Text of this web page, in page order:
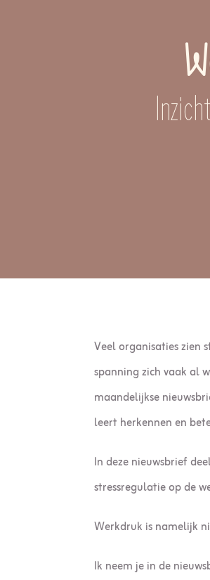
Veel organisaties zien
spanning zich vaak al
maandelijkse
leert herkennen en
In deze nieuwsbrief
stressregulatie op de
Werkdruk is namelijk
Ik neem je in de